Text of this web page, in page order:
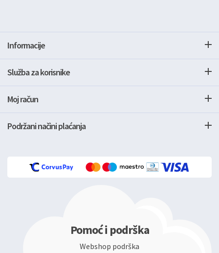
Informacije
Služba za korisnike
Moj račun
Podržani načini plaćanja
Pomoć i podrška
Webshop podrška